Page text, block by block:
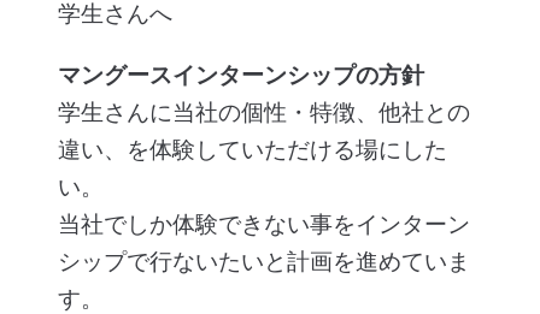
学生さんへ
マングースインターンシップの方針
学生さんに当社の個性・特徴、他社との
違い、を体験していただける場にした
い。
当社でしか体験できない事をインターン
シップで行ないたいと計画を進めていま
す。